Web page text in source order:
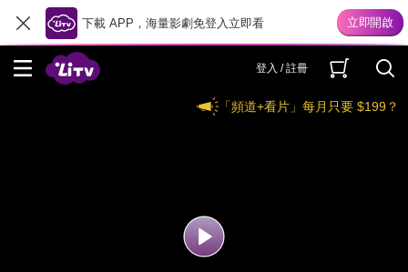
下載 APP，海量影劇免登入立即看
登入 / 註冊
「頻道+看片」每月只要 $199？